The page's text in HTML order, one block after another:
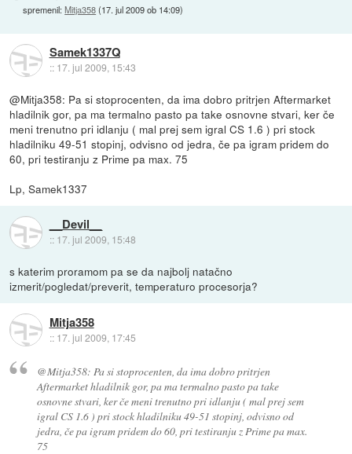
spremenil:Mitja358(17. jul 2009 ob 14:09)
Samek1337Q
:: 17. jul 2009, 15:43
@Mitja358: Pa si stoprocenten, da ima dobro pritrjen Aftermarket
hladilnik gor, pa ma termalno pasto pa take osnovne stvari, ker če
meni trenutno pri idlanju ( mal prej sem igral CS 1.6 ) pri stock
hladilniku 49-51 stopinj, odvisno od jedra, če pa igram pridem do
60, pri testiranju z Prime pa max. 75
Lp, Samek1337
__Devil__
:: 17. jul 2009, 15:48
s katerim proramom pa se da najbolj natačno
izmerit/pogledat/preverit, temperaturo procesorja?
Mitja358
:: 17. jul 2009, 17:45
@Mitja358: Pa si stoprocenten, da ima dobro pritrjen
Aftermarket hladilnik gor, pa ma termalno pasto pa take
osnovne stvari, ker če meni trenutno pri idlanju ( mal prej sem
igral CS 1.6 ) pri stock hladilniku 49-51 stopinj, odvisno od
jedra, če pa igram pridem do 60, pri testiranju z Prime pa max.
75